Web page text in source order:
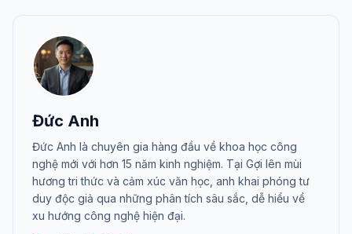
Đức Anh
Đức Anh là chuyên gia hàng đầu về khoa học công
nghệ mới với hơn 15 năm kinh nghiệm. Tại Gợi lên mùi
hương tri thức và cảm xúc văn học, anh khai phóng tư
duy độc giả qua những phân tích sâu sắc, dễ hiểu về
xu hướng công nghệ hiện đại.